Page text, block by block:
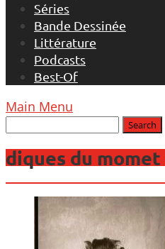
Séries
Bande Dessinée
Littérature
Podcasts
Best-Of
Main Menu
diques du momet